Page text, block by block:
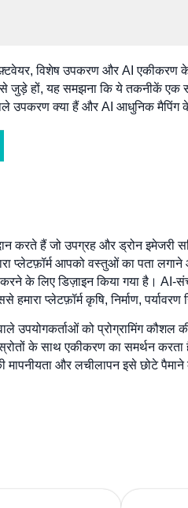
विशेष उपकरण और AI एकीकरण
से जुड़े हों, यह समझना कि ये तकनीकें
उपकरण क्या हैं और AI आधुनिक मैपिंग
करते हैं जो उपग्रह और ड्रोन इमेजरी
प्लेटफ़ॉर्म आपको वस्तुओं का पता
के लिए डिज़ाइन किया गया है।
प्लेटफ़ॉर्म कृषि, निर्माण,
वाले उपयोगकर्ताओं को प्रोग्रामिंग
के साथ एकीकरण का समर्थन
मापनीयता और लचीलापन इसे छोटे